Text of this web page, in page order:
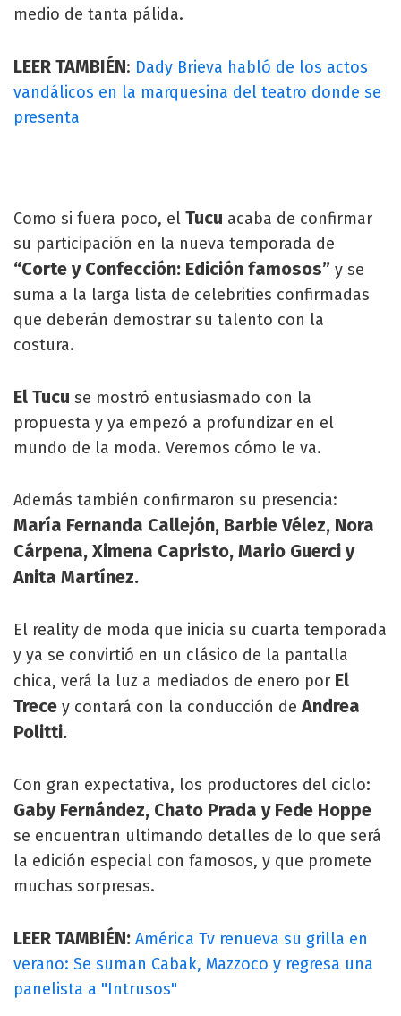
medio de tanta pálida.
LEER TAMBIÉN: Dady Brieva habló de los actos
vandálicos en la marquesina del teatro donde se
presenta
Como si fuera poco, el Tucu acaba de confirmar
su participación en la nueva temporada de
“Corte y Confección: Edición famosos” y se
suma a la larga lista de celebrities confirmadas
que deberán demostrar su talento con la
costura.
El Tucu se mostró entusiasmado con la
propuesta y ya empezó a profundizar en el
mundo de la moda. Veremos cómo le va.
Además también confirmaron su presencia:
María Fernanda Callejón, Barbie Vélez, Nora
Cárpena, Ximena Capristo, Mario Guerci y
Anita Martínez.
El reality de moda que inicia su cuarta temporada
y ya se convirtió en un clásico de la pantalla
chica, verá la luz a mediados de enero por El
Trece y contará con la conducción deAndrea
Politti.
Con gran expectativa, los productores del ciclo:
Gaby Fernández, Chato Prada y Fede Hoppe
se encuentran ultimando detalles de lo que será
la edición especial con famosos, y que promete
muchas sorpresas.
LEER TAMBIÉN: América Tv renueva su grilla en
verano: Se suman Cabak, Mazzoco y regresa una
panelista a "Intrusos"